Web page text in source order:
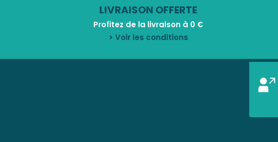
LIVRAISON OFFERTE
Profitez de la livraison à 0 €
> Voir les conditions